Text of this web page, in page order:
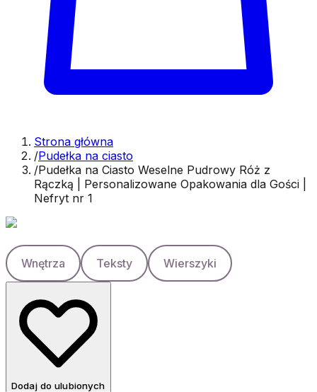
Strona główna
/Pudełka na ciasto
/Pudełka na Ciasto Weselne Pudrowy Róż z
Rączką | Personalizowane Opakowania dla Gości |
Nefryt nr 1
Wnętrza Teksty Wierszyki
Dodaj do ulubionych